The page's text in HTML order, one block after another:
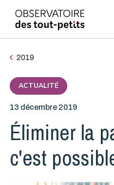
Thématiques
Explorer les
Publications
Actualités
2019
ACTUALITÉ
13 décembre 2019
Éliminer la
c'est